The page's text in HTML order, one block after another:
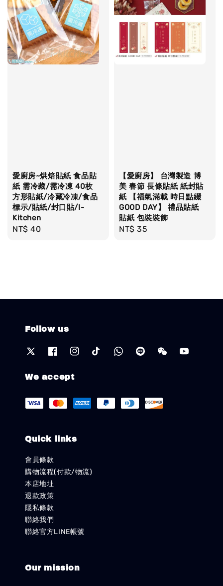
愛廚房~烘焙貼紙 食品貼
紙 需冷藏/需冷凍 40枚
方形貼紙/冷藏冷凍/食品
標示/貼紙/封口貼/I-
Kitchen
Regular
NT$ 40
【愛廚房】 台灣製造 博
美 春節 長條貼紙 紙封貼
紙 【福氣滿載 時日點綴
GOOD DAY】 禮品貼紙
貼紙 包裝裝飾
Regular
NT$ 35
Follow us
We accept
Quick links
會員條款
購物流程(付款/物流)
本店地址
退款政策
隱私條款
聯絡我們
聯絡官方LINE帳號
Our mission